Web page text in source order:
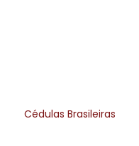
Cédulas Brasileiras